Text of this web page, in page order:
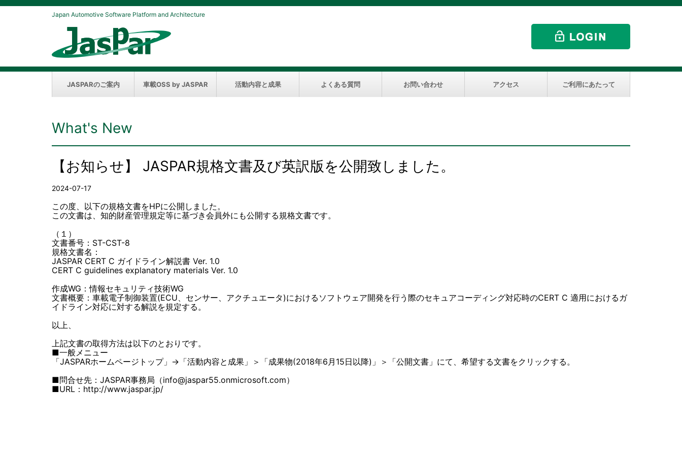
Japan Automotive Software Platform and Architecture
JASPARのご案内 車載OSS by JASPAR 活動内容と成果 よくある質問 お問い合わせ アクセス ご利用にあたって
What's New
【お知らせ】 JASPAR規格文書及び英訳版を公開致しました。
2024-07-17
この度、以下の規格文書をHPに公開しました。
この文書は、知的財産管理規定等に基づき会員外にも公開する規格文書です。
（１）
文書番号：ST-CST-8
規格文書名：
JASPAR CERT C ガイドライン解説書 Ver. 1.0
CERT C guidelines explanatory materials Ver. 1.0
作成WG：情報セキュリティ技術WG
文書概要：車載電子制御装置(ECU、センサー、アクチュエータ)におけるソフトウェア開発を行う際のセキュアコーディング対応時のCERT C 適用におけるガ
イドライン対応に対する解説を規定する。
以上、
上記文書の取得方法は以下のとおりです。
■一般メニュー
「JASPARホームページトップ」→「活動内容と成果」＞「成果物(2018年6月15日以降)」＞「公開文書」にて、希望する文書をクリックする。
■問合せ先：JASPAR事務局（info@jaspar55.onmicrosoft.com）
■URL：http://www.jaspar.jp/